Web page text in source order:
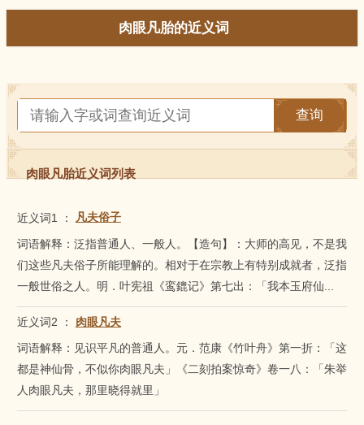
肉眼凡胎的近义词
查询
肉眼凡胎近义词列表
近义词1 ： 凡夫俗子
词语解释：泛指普通人、一般人。【造句】：大师的高见，不是我
们这些凡夫俗子所能理解的。相对于在宗教上有特别成就者，泛指
一般世俗之人。明．叶宪祖《鸾鎞记》第七出：「我本玉府仙...
近义词2 ： 肉眼凡夫
词语解释：见识平凡的普通人。元．范康《竹叶舟》第一折：「这
都是神仙骨，不似你肉眼凡夫」《二刻拍案惊奇》卷一八：「朱举
人肉眼凡夫，那里晓得就里」